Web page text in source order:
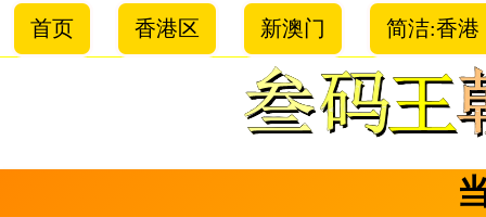
首页 香港区 新澳门 简洁:香港